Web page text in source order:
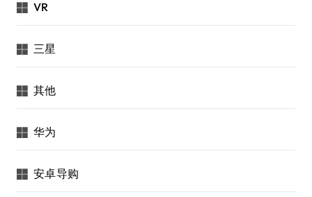
VR
三星
其他
华为
安卓导购